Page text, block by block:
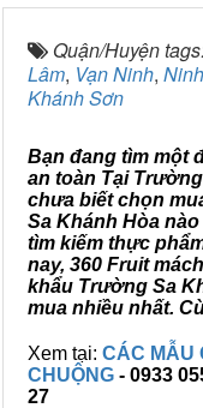
Quận/Huyện
Lâm, Vạn Ninh,
Khánh Sơn
Bạn đang tìm một
an toàn Tại
chưa biết chọn
Sa Khánh Hòa
tìm kiếm thực
nay, 360 Fruit
khẩu Trường Sa
mua nhiều nhất.
Xem tại: CÁC MẪU
CHUỘNG - 0933
27